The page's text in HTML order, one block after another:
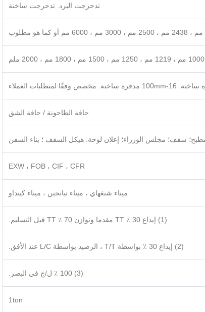
تدحرجت البرد. تدحرجت ساخنة
1000 مم ، 1219 مم ، 1250 مم ، 1500 مم ، 1800 مم ، 2000 ملم
حافة الطاحونة / حافة الشق
EXW ، FOB ، CIF ، CFR
ميناء شنغهاي ، ميناء تيانجين ، ميناء كينداو
(1) إيداع 30 ٪ TT مقدما وتوازن 70 ٪ TT قبل التسليم.
(2) إيداع 30 ٪ بواسطة T/T ، الرصيد بواسطة L/C عند الأفق.
(3) 100 ٪ ل/ج في البصر.
1ton